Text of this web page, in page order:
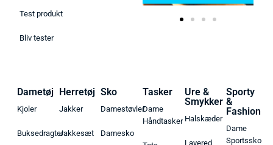
Test produkt
Bliv tester
Dametøj
Kjoler
Buksedragter
Herretøj
Jakker
Jakkesæt
Sko
Damestøvler
Damesko
Tasker
Dame
Håndtasker
Ure &
Smykker
Halskæder
Layered
Sporty
&
Fashion
Dame
Sportssko